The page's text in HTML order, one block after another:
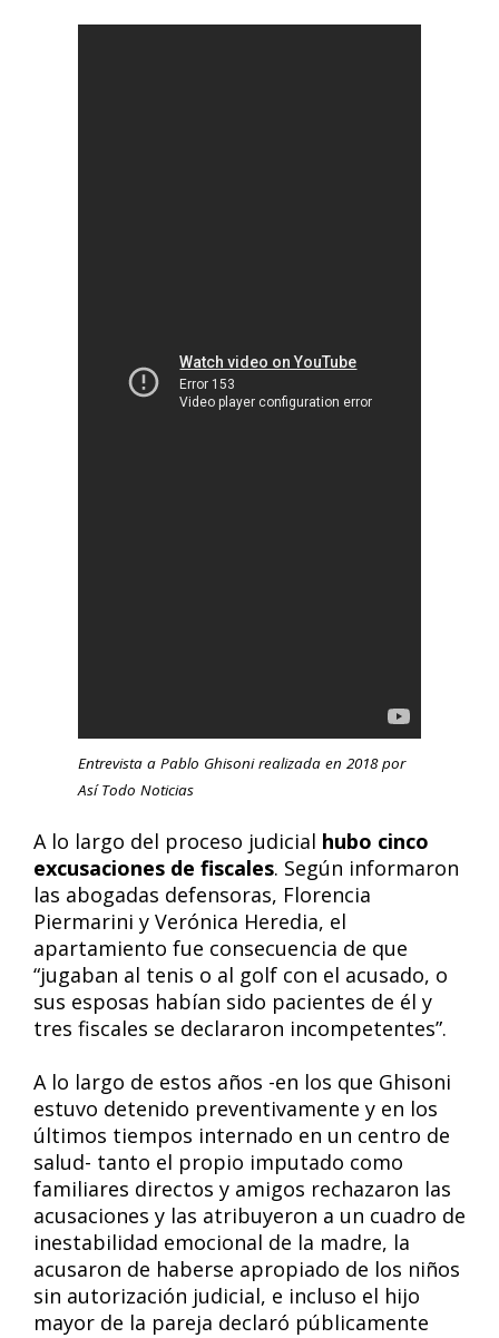
Entrevista a Pablo Ghisoni realizada en 2018 por
Así Todo Noticias
A lo largo del proceso judicial hubo cinco
excusaciones de fiscales. Según informaron
las abogadas defensoras, Florencia
Piermarini y Verónica Heredia, el
apartamiento fue consecuencia de que
“jugaban al tenis o al golf con el acusado, o
sus esposas habían sido pacientes de él y
tres fiscales se declararon incompetentes”.
A lo largo de estos años -en los que Ghisoni
estuvo detenido preventivamente y en los
últimos tiempos internado en un centro de
salud- tanto el propio imputado como
familiares directos y amigos rechazaron las
acusaciones y las atribuyeron a un cuadro de
inestabilidad emocional de la madre, la
acusaron de haberse apropiado de los niños
sin autorización judicial, e incluso el hijo
mayor de la pareja declaró públicamente